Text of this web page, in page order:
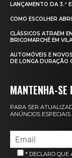
LANÇAMENTO DA 3.ª
COMO ESCOLHER
CLÁSSICOS ATRAEM
BRICOMARCHÉ EM
AUTOMÓVEIS E
DE LONGA DURAÇÃO
MANTENHA-SE
PARA SER
ANÚNCIOS ESPECIAIS.
* DECLARO QUE